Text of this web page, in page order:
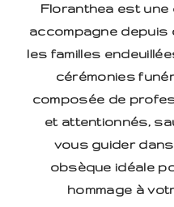
Floranthea est une
accompagne depuis
les familles
cérémonies
composée de
et attentionnés,
vous guider
obsèque idéale
hommage à